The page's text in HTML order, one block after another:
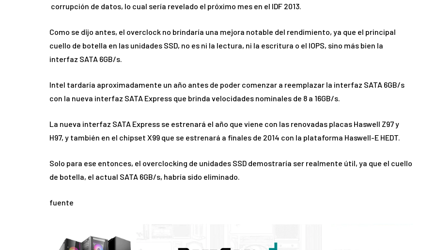
corrupción de datos, lo cual sería revelado el próximo mes en el IDF 2013.
Como se dijo antes, el overclock no brindaría una mejora notable del rendimiento, ya que el principal
cuello de botella en las unidades SSD, no es ni la lectura, ni la escritura o el IOPS, sino más bien la
interfaz SATA 6GB/s.
Intel tardaría aproximadamente un año antes de poder comenzar a reemplazar la interfaz SATA 6GB/s
con la nueva interfaz SATA Express que brinda velocidades nominales de 8 a 16GB/s.
La nueva interfaz SATA Express se estrenará el año que viene con las renovadas placas Haswell Z97 y
H97, y también en el chipset X99 que se estrenará a finales de 2014 con la plataforma Haswell-E HEDT.
Solo para ese entonces, el overclocking de unidades SSD demostraría ser realmente útil, ya que el cuello
de botella, el actual SATA 6GB/s, habría sido eliminado.
fuente